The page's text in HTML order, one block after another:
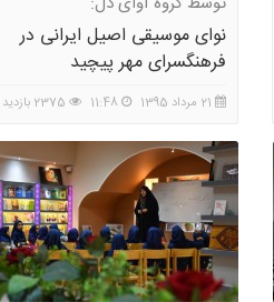
نوای موسیقی اصیل ایرانی در
فرهنگسرای مهر پیچید
21 مرداد 1395 11:48 2375 بازدید